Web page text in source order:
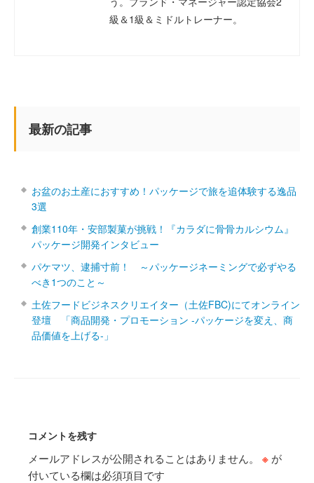
級＆1級＆ミドルトレーナー。
最新の記事
お盆のお土産におすすめ！パッケージで旅を追体験する逸品
3選
創業110年・安部製菓が挑戦！『カラダに骨骨カルシウム』
パッケージ開発インタビュー
パケマツ、逮捕寸前！ ～パッケージネーミングで必ずやる
べき1つのこと～
土佐フードビジネスクリエイター（土佐FBC)にてオンライン
登壇 「商品開発・プロモーション ‐パッケージを変え、商
品価値を上げる‐」
コメントを残す
メールアドレスが公開されることはありません。 ※ が
付いている欄は必須項目です